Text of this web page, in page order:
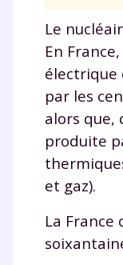
Le
En
électrique
par les
alors que,
produite
et gaz).
La
Testez
Fiches
corrigés
suivre